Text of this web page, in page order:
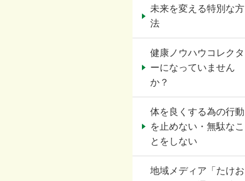
未来を変える特別な方
法
健康ノウハウコレクタ
ーになっていません
か？
体を良くする為の行動
を止めない・無駄なこ
とをしない
地域メディア「たけお